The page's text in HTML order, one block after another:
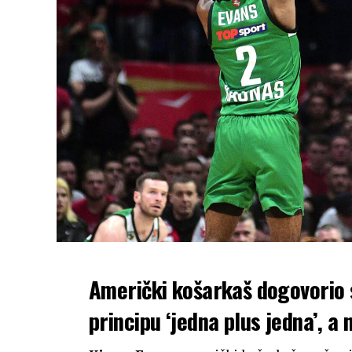
Američki košarkaš
principu ‘jedna plus jedna’,